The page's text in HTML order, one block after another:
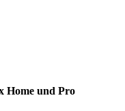
Home und Pro